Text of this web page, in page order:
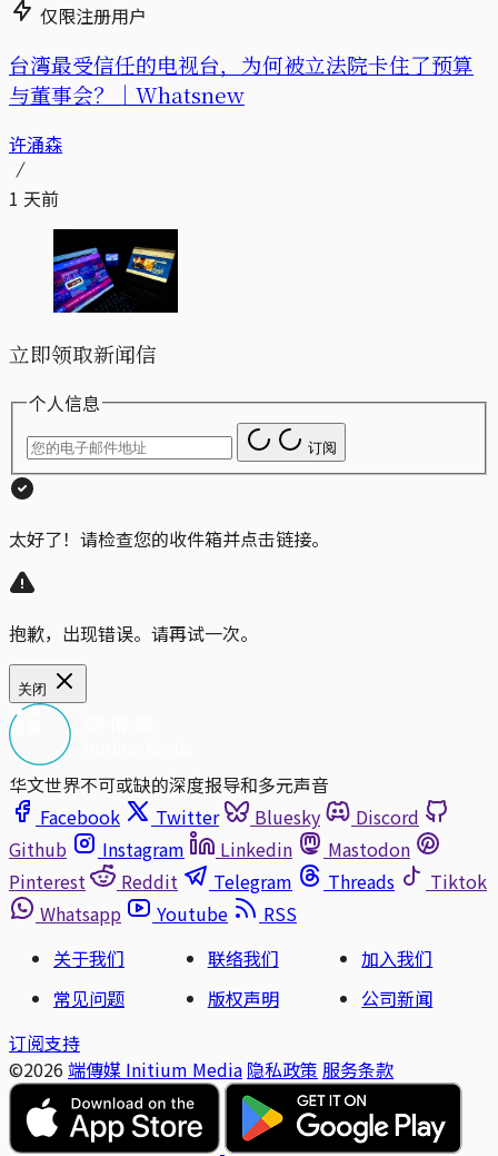
仅限注册用户
台湾最受信任的电视台，为何被立法院卡住了预算
与董事会？｜Whatsnew
许涌森
1 天前
立即领取新闻信
个人信息
订阅
太好了！请检查您的收件箱并点击链接。
抱歉，出现错误。请再试一次。
关闭
华文世界不可或缺的深度报导和多元声音
Facebook
Twitter Bluesky
Discord
Github
Instagram Linkedin
Mastodon
Pinterest
Reddit Telegram Threads
Tiktok
Whatsapp
Youtube
RSS
关于我们
联络我们
加入我们
常见问题
版权声明
公司新闻
订阅支持
©2026 端傳媒 Initium Media 隐私政策 服务条款